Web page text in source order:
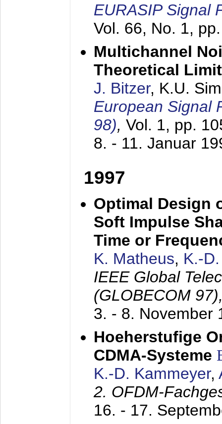
EURASIP Signal
Vol. 66, No. 1,
Multichannel
Theoretical
J. Bitzer, K.U.
European Signal
98), Vol. 1, pp.
8. - 11. Januar
1997
Optimal Design
Soft Impulse
Time or
K. Matheus, K.-
IEEE Global
(GLOBECOM
3. - 8. November
Hoeherstufige
CDMA-Systeme
K.-D. Kammeyer,
2. OFDM-
16. - 17.